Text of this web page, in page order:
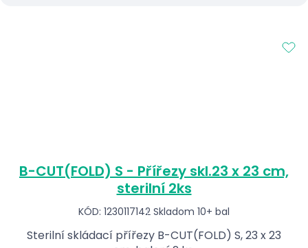
B-CUT(FOLD) S - Přířezy skl.23 x 23 cm,
sterilní 2ks
KÓD: 1230117142 Skladom 10+ bal
Sterilní skládací přířezy B-CUT(FOLD) S, 23 x 23